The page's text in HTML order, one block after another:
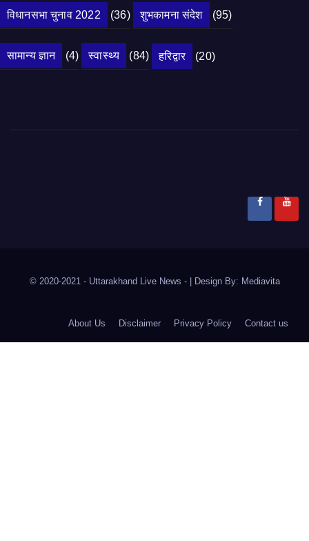
विधानसभा चुनाव 2022 (36) शुभकामना संदेश (95)
सामान्य ज्ञान (4) स्वास्थ्य (84) हरिद्वार (20)
© 2020-2021 - Uttarakhand Live News - Design By: Mediavita
About Us Disclaimer Privacy Policy Contact us